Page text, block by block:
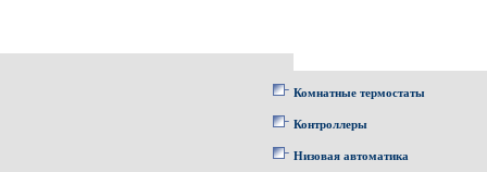
Комнатные термостаты
Контроллеры
Низовая автоматика